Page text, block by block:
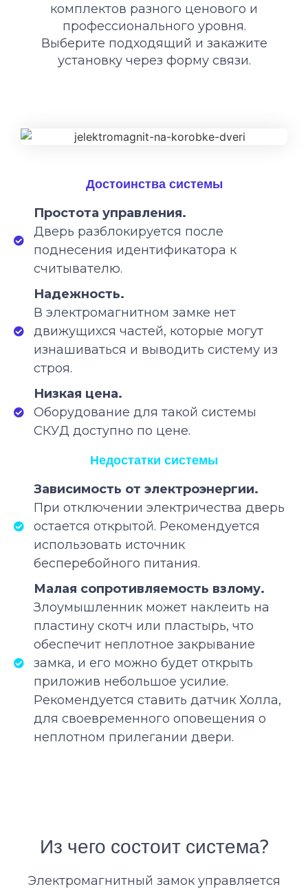
комплектов разного ценового и
профессионального уровня.
Выберите подходящий и закажите
установку через форму связи.
Достоинства системы
Простота управления.
Дверь разблокируется после
поднесения идентификатора к
считывателю.
Надежность.
В электромагнитном замке нет
движущихся частей, которые могут
изнашиваться и выводить систему из
строя.
Низкая цена.
Оборудование для такой системы
СКУД доступно по цене.
Недостатки системы
Зависимость от электроэнергии.
При отключении электричества дверь
остается открытой. Рекомендуется
использовать источник
бесперебойного питания.
Малая сопротивляемость взлому.
Злоумышленник может наклеить на
пластину скотч или пластырь, что
обеспечит неплотное закрывание
замка, и его можно будет открыть
приложив небольшое усилие.
Рекомендуется ставить датчик Холла,
для своевременного оповещения о
неплотном прилегании двери.
Из чего состоит система?
Электромагнитный замок управляется